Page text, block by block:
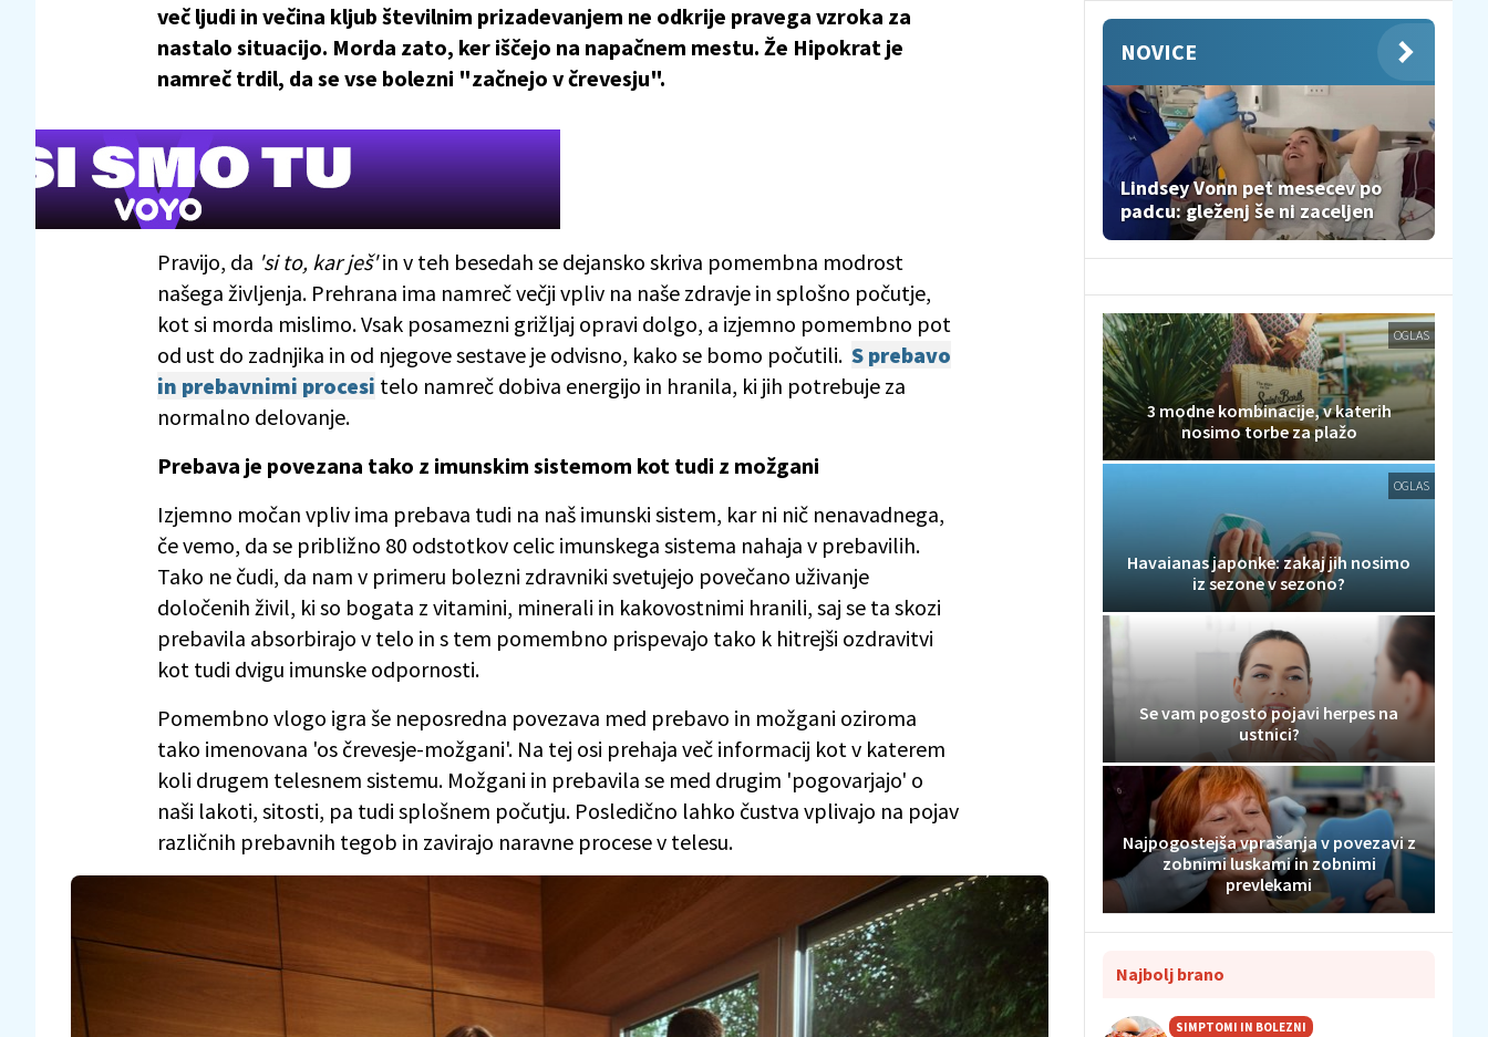
več ljudi in večina kljub številnim prizadevanjem ne odkrije pravega vzroka za
nastalo situacijo. Morda zato, ker iščejo na napačnem mestu. Že Hipokrat je
namreč trdil, da se vse bolezni "začnejo v črevesju".
Pravijo, da 'si to, kar ješ'in v teh besedah se dejansko skriva pomembna modrost
našega življenja. Prehrana ima namreč večji vpliv na naše zdravje in splošno počutje,
kot si morda mislimo. Vsak posamezni grižljaj opravi dolgo, a izjemno pomembno pot
od ust do zadnjika in od njegove sestave je odvisno, kako se bomo počutili. S prebavo
in prebavnimi procesi telo namreč dobiva energijo in hranila, ki jih potrebuje za
normalno delovanje.
Prebava je povezana tako z imunskim sistemom kot tudi z možgani
Izjemno močan vpliv ima prebava tudi na naš imunski sistem, kar ni nič nenavadnega,
če vemo, da se približno 80 odstotkov celic imunskega sistema nahaja v prebavilih.
Tako ne čudi, da nam v primeru bolezni zdravniki svetujejo povečano uživanje
določenih živil, ki so bogata z vitamini, minerali in kakovostnimi hranili, saj se ta skozi
prebavila absorbirajo v telo in s tem pomembno prispevajo tako k hitrejši ozdravitvi
kot tudi dvigu imunske odpornosti.
Pomembno vlogo igra še neposredna povezava med prebavo in možgani oziroma
tako imenovana 'os črevesje-možgani'. Na tej osi prehaja več informacij kot v katerem
koli drugem telesnem sistemu. Možgani in prebavila se med drugim 'pogovarjajo' o
naši lakoti, sitosti, pa tudi splošnem počutju. Posledično lahko čustva vplivajo na pojav
različnih prebavnih tegob in zavirajo naravne procese v telesu.
NOVICE
Lindsey Vonn pet mesecev po
padcu: gleženj še ni zaceljen
OGLAS
3 modne kombinacije, v katerih
nosimo torbe za plažo
OGLAS
Havaianas japonke: zakaj jih nosimo
iz sezone v sezono?
Se vam pogosto pojavi herpes na
ustnici?
Najpogostejša vprašanja v povezavi z
zobnimi luskami in zobnimi
prevlekami
Najbolj brano
SIMPTOMI IN BOLEZNI